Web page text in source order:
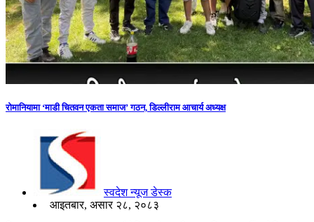
रोमानियामा ‘माडी चितवन एकता समाज’ गठन, डिल्लीराम आचार्य अध्यक्ष
स्वदेश न्यूज डेस्क
आइतबार, असार २८, २०८३